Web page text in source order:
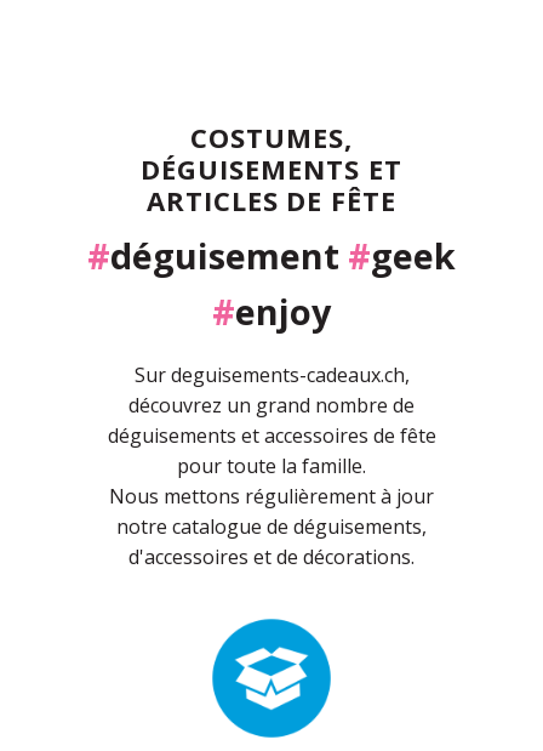
COSTUMES,
DÉGUISEMENTS ET
ARTICLES DE FÊTE
#déguisement #geek
#enjoy
Sur deguisements-cadeaux.ch,
découvrez un grand nombre de
déguisements et accessoires de fête
pour toute la famille.
Nous mettons régulièrement à jour
notre catalogue de déguisements,
d'accessoires et de décorations.